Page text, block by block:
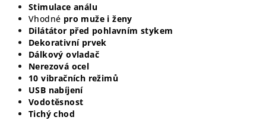
Stimulace análu
Vhodné pro muže i ženy
Dilátátor před pohlavním stykem
Dekorativní prvek
Dálkový ovladač
Nerezová ocel
10 vibračních režimů
USB nabíjení
Vodotěsnost
Tichý chod